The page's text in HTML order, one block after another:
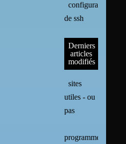
configuration
de ssh
Derniers
articles
modifiés
sites
utiles - ou
pas
programmes